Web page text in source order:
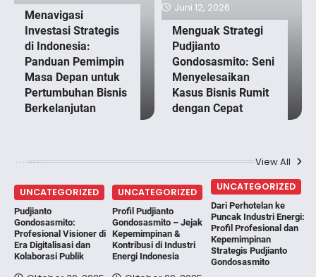
Menavigasi
Investasi Strategis
di Indonesia:
Panduan Pemimpin
Masa Depan untuk
Pertumbuhan Bisnis
Berkelanjutan
Menguak Strategi
Pudjianto
Gondosasmito: Seni
Menyelesaikan
Kasus Bisnis Rumit
dengan Cepat
Juni 12, 2026
View All
UNCATEGORIZED
Pudjianto
Gondosasmito:
Profesional Visioner di
Era Digitalisasi dan
Kolaborasi Publik
UNCATEGORIZED
Profil Pudjianto
Gondosasmito – Jejak
Kepemimpinan &
Kontribusi di Industri
Energi Indonesia
UNCATEGORIZED
Dari Perhotelan ke
Puncak Industri Energi:
Profil Profesional dan
Kepemimpinan
Strategis Pudjianto
Gondosasmito